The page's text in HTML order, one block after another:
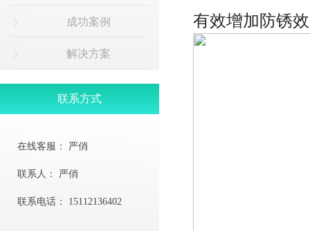
成功案例
解决方案
联系方式
在线客服： 严俏
联系人： 严俏
联系电话： 15112136402
有效增加防锈